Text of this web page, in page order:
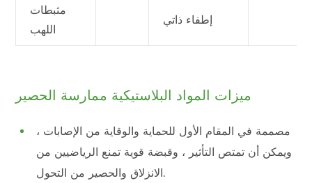
مثبطات
اللهب
إطفاء ذاتي
ميزات المواد البلاستيكية ممارسة الحصير
مصممة في المقام الأول للحماية والوقاية من الإصابات ،
ويمكن أن تمتص التأثير ، وقبضة قوية تمنع الرياضيين من
الانزلاق والحصير من التحول.